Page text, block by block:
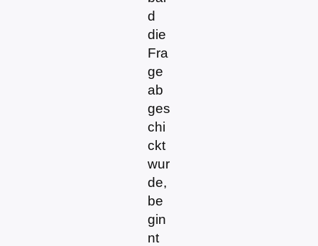
d
die
Fra
ge
ab
ges
chi
ckt
wur
de,
be
gin
nt